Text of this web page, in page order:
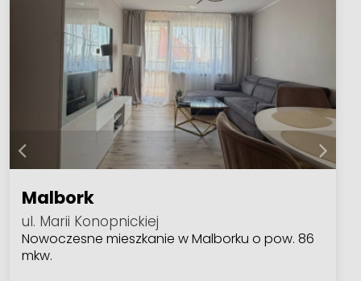
Malbork
ul. Marii Konopnickiej
Nowoczesne mieszkanie w Malborku o pow. 86
mkw.